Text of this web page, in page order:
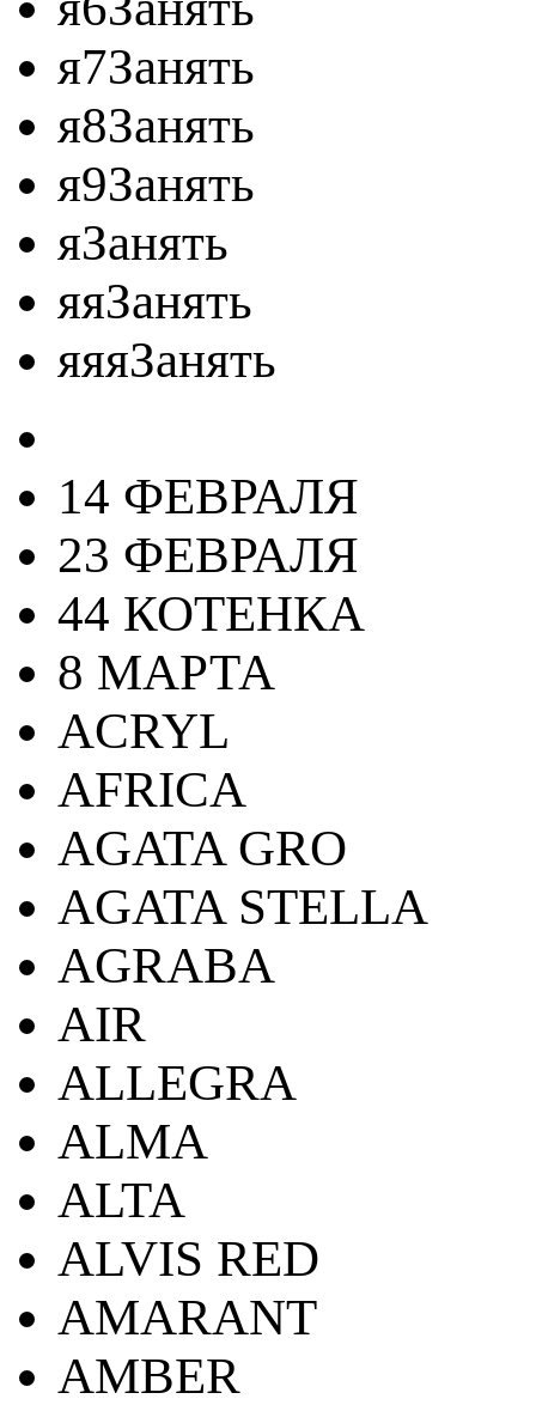
я7Занять
я8Занять
я9Занять
яЗанять
яяЗанять
яяяЗанять
14 ФЕВРАЛЯ
23 ФЕВРАЛЯ
44 КОТЕНКА
8 МАРТА
ACRYL
AFRICA
AGATA GRO
AGATA STELLA
AGRABA
AIR
ALLEGRA
ALMA
ALTA
ALVIS RED
AMARANT
AMBER